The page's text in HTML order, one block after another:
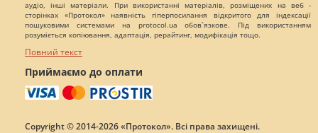
аудіо, інші матеріали. При використанні матеріалів, розміщених на веб -
сторінках «Протокол» наявність гіперпосилання відкритого для індексації
пошуковими системами на protocol.ua обов`язкове. Під використанням
розуміється копіювання, адаптація, рерайтинг, модифікація тощо.
Повний текст
Приймаємо до оплати
Copyright © 2014-2026 «Протокол». Всі права захищені.